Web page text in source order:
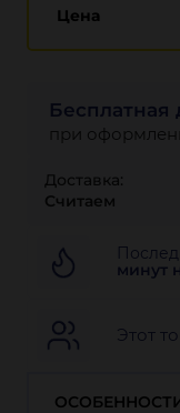
Цена
Бесплатная
при
Доставка:
Считаем
минут
Этот